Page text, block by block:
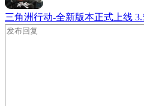
三角洲行动-全新版本正式上线